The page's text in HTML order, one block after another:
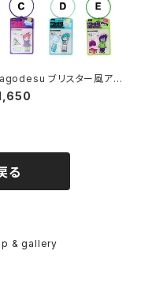
ブリスター風アク
キーホルダー
る
& gallery